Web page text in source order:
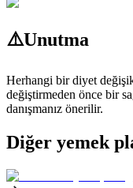
⚠️Unutma
Herhangi bir diyet
değiştirmeden önce bir
danışmanız önerilir.
Diğer yemek